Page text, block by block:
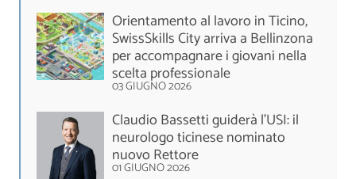
Orientamento al lavoro in Ticino,
SwissSkills City arriva a Bellinzona
per accompagnare i giovani nella
scelta professionale
03 GIUGNO 2026
Claudio Bassetti guiderà l’USI: il
neurologo ticinese nominato
nuovo Rettore
01 GIUGNO 2026